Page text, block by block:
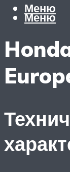
Меню
Меню